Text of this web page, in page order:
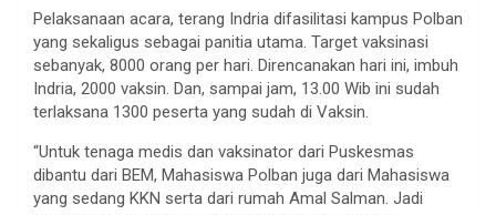
Pelaksanaan acara, terang Indria difasilitasi kampus Polban
yang sekaligus sebagai panitia utama. Target vaksinasi
sebanyak, 8000 orang per hari. Direncanakan hari ini, imbuh
Indria, 2000 vaksin. Dan, sampai jam, 13.00 Wib ini sudah
terlaksana 1300 peserta yang sudah di Vaksin.
“Untuk tenaga medis dan vaksinator dari Puskesmas
dibantu dari BEM, Mahasiswa Polban juga dari Mahasiswa
yang sedang KKN serta dari rumah Amal Salman. Jadi